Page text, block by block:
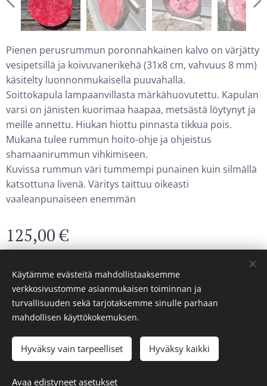
Pienen perusrummun poronnahkainen kalvo on värjätty
vesipetsillä ja koivuvanerikehä (31x8 cm, vahvuus 8 mm)
käsitelty luonnonmukaisella puuvahalla.
Soittokapula lampaanvillasta märkähuovutettu. Kapulan
varsi on jänisten kuorimaa haapaa, metsästä löytynyt ja
meille annettu. Hiukan hiottu pinnasta tikkua pois.
Mukana tulee rummun hoito-ohje ja ohjeistus
shamaanirummun vihkimiseen.
Kuvissa rummun väri tummempi punainen kuin silmällä
katsottuna livenä. Väritys taittuu oikeasti
vaaleanpunaiseen enemmän
125,00€
Varastossa
Lisää ostoskoriin
© 2024 Korppi-rumpu
Käytämme evästeitä mahdollistaaksemme
verkkosivustomme asianmukaisen toiminnan ja
turvallisuuden sekä tarjotaksemme sinulle parhaan
mahdollisen käyttökokemuksen.
Hyväksy vain tarpeelliset Hyväksy kaikki
Avaa edistyneet asetukset